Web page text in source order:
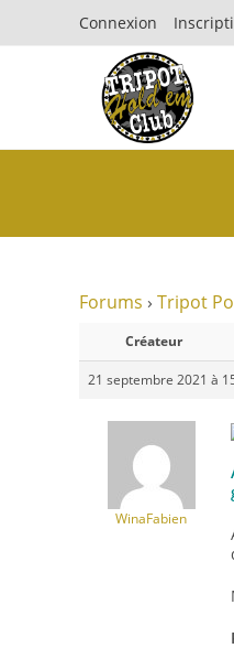
Connexion
Forums › Tripot
Créateur
21 septembre 2021 à
WinaFabien